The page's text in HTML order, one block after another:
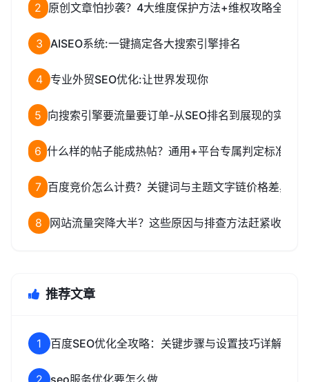
2 原创文章怕抄袭？4大维度保护方法+维权攻略全解析
3 AISEO系统:一键搞定各大搜索引擎排名
4 专业外贸SEO优化:让世界发现你
5 向搜索引擎要流量要订单-从SEO排名到展现的实战策
6 什么样的帖子能成热帖？通用+平台专属判定标准全
7 百度竞价怎么计费？关键词与主题文字链价格差异揭
8 网站流量突降大半？这些原因与排查方法赶紧收藏
推荐文章
1 百度SEO优化全攻略：关键步骤与设置技巧详解
2 seo服务优化要怎么做